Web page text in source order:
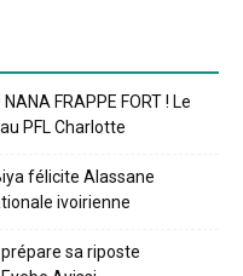
FRAPPE FORT ! Le
PFL Charlotte
félicite Alassane
ivoirienne
prépare sa riposte